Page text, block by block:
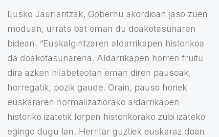
Eusko Jaurlaritzak, Gobernu akordioan jaso zuen
moduan, urrats bat eman du doakotasunaren
bidean. “Euskalgintzaren aldarrikapen historikoa
da doakotasunarena. Aldarrikapen horren fruitu
dira azken hilabeteotan eman diren pausoak,
horregatik, pozik gaude. Orain, pauso horiek
euskararen normalizaziorako aldarrikapen
historiko izatetik lorpen historikorako zubi izateko
egingo dugu lan. Herritar guztiek euskaraz doan